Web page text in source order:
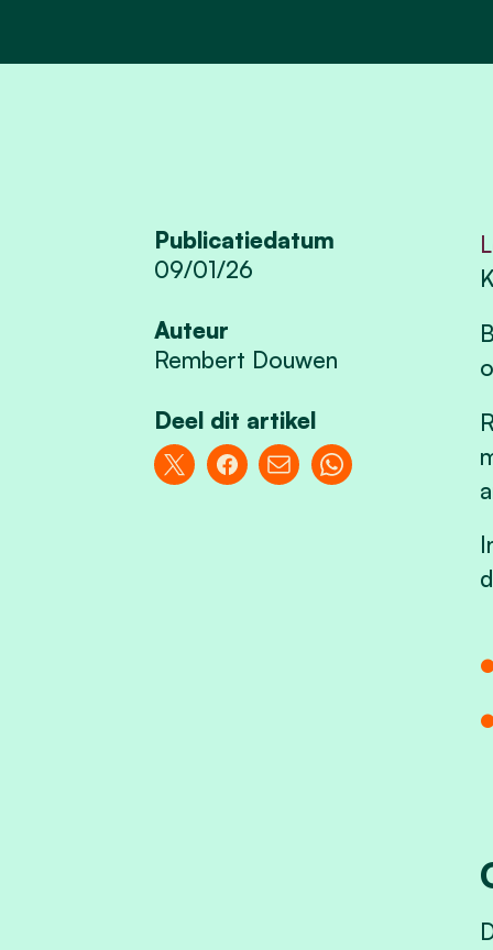
Publicatiedatum
09/01/26
Auteur
Rembert Douwen
Deel dit artikel